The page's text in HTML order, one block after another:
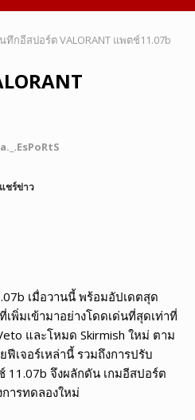
ทึกอีสปอร์ต VALORANT แพตช์11.07b
แชร์ข่าว
เมื่อวานนี้ พร้อมอัปเดตสุด
เพิ่มเข้ามาอย่างโดดเด่นที่สุดเท่าที่
และโหมด Skirmish ใหม่ ตาม
เจอร์เหล่านี้ รวมถึงการปรับ
จึงผลักดัน เกมอีสปอร์ต
ารทดลองใหม่